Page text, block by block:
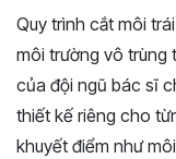
Quy trình cắt môi
môi trường vô trùng
của đội ngũ bác sĩ
thiết kế riêng cho
khuyết điểm như